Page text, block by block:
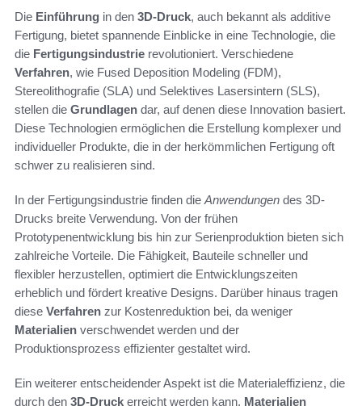
Die Einführung in den 3D-Druck, auch bekannt als additive
Fertigung, bietet spannende Einblicke in eine Technologie, die
die Fertigungsindustrie revolutioniert. Verschiedene
Verfahren, wie Fused Deposition Modeling (FDM),
Stereolithografie (SLA) und Selektives Lasersintern (SLS),
stellen die Grundlagen dar, auf denen diese Innovation basiert.
Diese Technologien ermöglichen die Erstellung komplexer und
individueller Produkte, die in der herkömmlichen Fertigung oft
schwer zu realisieren sind.
In der Fertigungsindustrie finden die Anwendungen des 3D-
Drucks breite Verwendung. Von der frühen
Prototypenentwicklung bis hin zur Serienproduktion bieten sich
zahlreiche Vorteile. Die Fähigkeit, Bauteile schneller und
flexibler herzustellen, optimiert die Entwicklungszeiten
erheblich und fördert kreative Designs. Darüber hinaus tragen
diese Verfahren zur Kostenreduktion bei, da weniger
Materialien verschwendet werden und der
Produktionsprozess effizienter gestaltet wird.
Ein weiterer entscheidender Aspekt ist die Materialeffizienz, die
durch den 3D-Druck erreicht werden kann. Materialien